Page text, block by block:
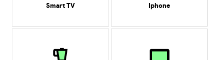
Smart TV Iphone